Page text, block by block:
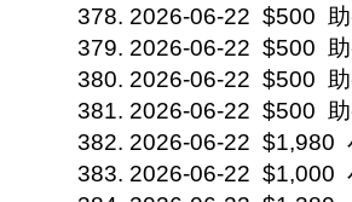
2026-06-22 $500
2026-06-22 $500
2026-06-22 $500
2026-06-22 $500
2026-06-22 $1,980
2026-06-22 $1,000